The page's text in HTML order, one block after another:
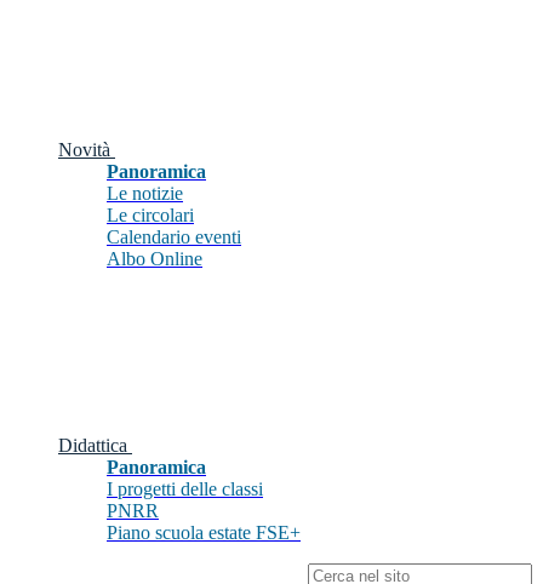
Novità
Panoramica
Le notizie
Le circolari
Calendario eventi
Albo Online
Didattica
Panoramica
I progetti delle classi
PNRR
Piano scuola estate FSE+